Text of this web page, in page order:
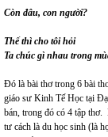
Còn đâu, con người?
Thế thì cho tôi hỏi
Ta chúc gì nhau trong
Đó là bài thơ trong 6 bài
giáo sư Kinh Tế Học tại
bán, trong đó có 4 tập
tư cách là du học sinh (là